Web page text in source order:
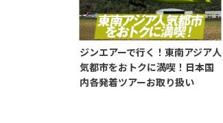
ジンエアーで行く！東南アジア人
気都市をおトクに満喫！日本国
内各発着ツアーお取り扱い